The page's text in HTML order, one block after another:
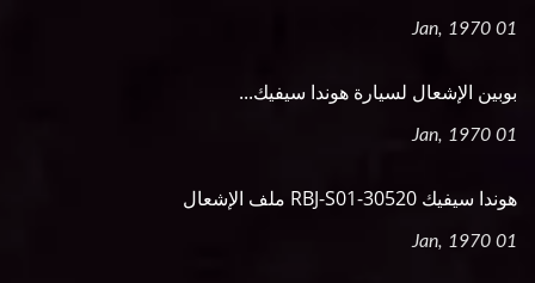
01 Jan, 1970
بوبين الإشعال لسيارة هوندا سيفيك...
01 Jan, 1970
هوندا سيفيك 30520-RBJ-S01 ملف الإشعال
01 Jan, 1970